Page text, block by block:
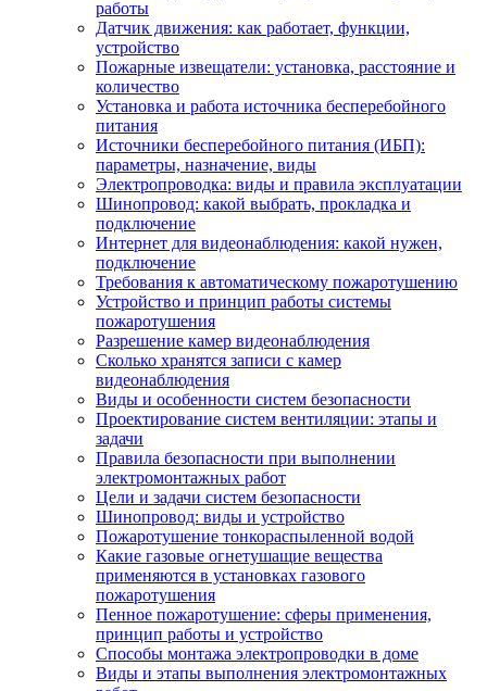
работы
Датчик движения: как работает, функции,
устройство
Пожарные извещатели: установка, расстояние и
количество
Установка и работа источника бесперебойного
питания
Источники бесперебойного питания (ИБП):
параметры, назначение, виды
Электропроводка: виды и правила эксплуатации
Шинопровод: какой выбрать, прокладка и
подключение
Интернет для видеонаблюдения: какой нужен,
подключение
Требования к автоматическому пожаротушению
Устройство и принцип работы системы
пожаротушения
Разрешение камер видеонаблюдения
Сколько хранятся записи с камер
видеонаблюдения
Виды и особенности систем безопасности
Проектирование систем вентиляции: этапы и
задачи
Правила безопасности при выполнении
электромонтажных работ
Цели и задачи систем безопасности
Шинопровод: виды и устройство
Пожаротушение тонкораспыленной водой
Какие газовые огнетушащие вещества
применяются в установках газового
пожаротушения
Пенное пожаротушение: сферы применения,
принцип работы и устройство
Способы монтажа электропроводки в доме
Виды и этапы выполнения электромонтажных